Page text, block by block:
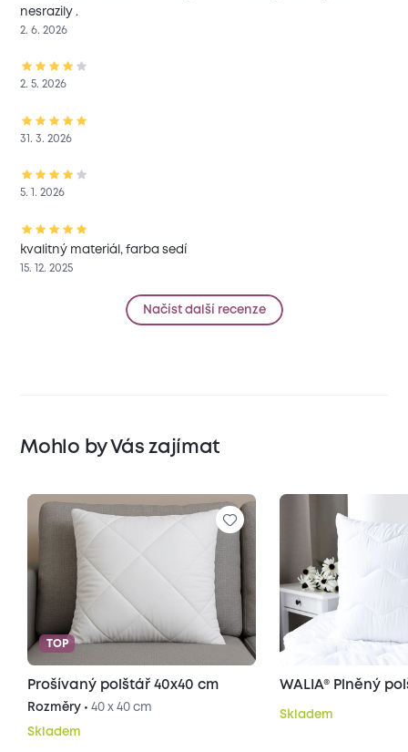
nesrazily .
2. 6. 2026
2. 5. 2026
31. 3. 2026
5. 1. 2026
kvalitný materiál, farba sedí
15. 12. 2025
Načíst další recenze
Mohlo by Vás zajímat
TOP
Prošívaný polštář 40x40 cm
Rozměry • 40 x 40 cm
Skladem
WALIA® Plněný
Skladem